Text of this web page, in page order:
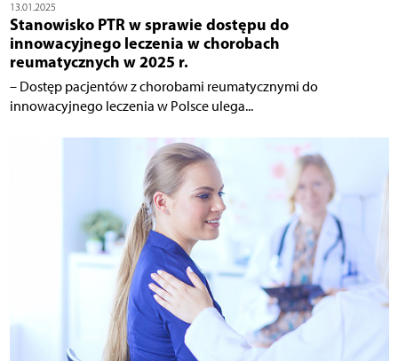
13.01.2025
Stanowisko PTR w sprawie dostępu do
innowacyjnego leczenia w chorobach
reumatycznych w 2025 r.
– Dostęp pacjentów z chorobami reumatycznymi do
innowacyjnego leczenia w Polsce ulega...